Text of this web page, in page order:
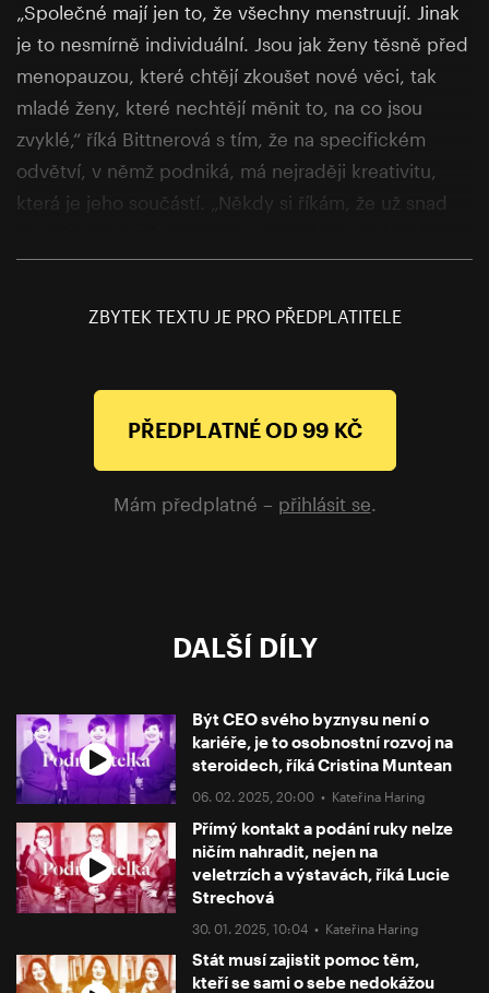
„Společné mají jen to, že všechny menstruují. Jinak
je to nesmírně individuální. Jsou jak ženy těsně před
menopauzou, které chtějí zkoušet nové věci, tak
mladé ženy, které nechtějí měnit to, na co jsou
zvyklé,“ říká Bittnerová s tím, že na specifickém
odvětví, v němž podniká, má nejraději kreativitu,
která je jeho součástí. „Někdy si říkám, že už snad
někdo překvapí něčím novým a to mě hrozně baví
věci pro ženy,“ uzavírá Bittnerová.
a co by se ještě dalo zlepšit?
ZBYTEK TEXTU JE PRO PŘEDPLATITELE
PŘEDPLATNÉ OD 99 KČ
Mám předplatné – přihlásit se
DALŠÍ DÍLY
Být CEO svého byznysu není o
kariéře, je to osobnostní rozvoj na
steroidech, říká Cristina Muntean
06. 02. 2025, 20:00 • Kateřina Haring
Přímý kontakt a podání ruky nelze
ničím nahradit, nejen na
veletrzích a výstavách, říká Lucie
Strechová
30. 01. 2025, 10:04 • Kateřina Haring
Stát musí zajistit pomoc těm,
kteří se sami o sebe nedokážou